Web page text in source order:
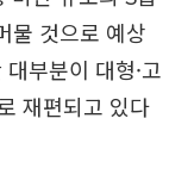
물 것으로 예상
부분이 대형·고
재편되고 있다